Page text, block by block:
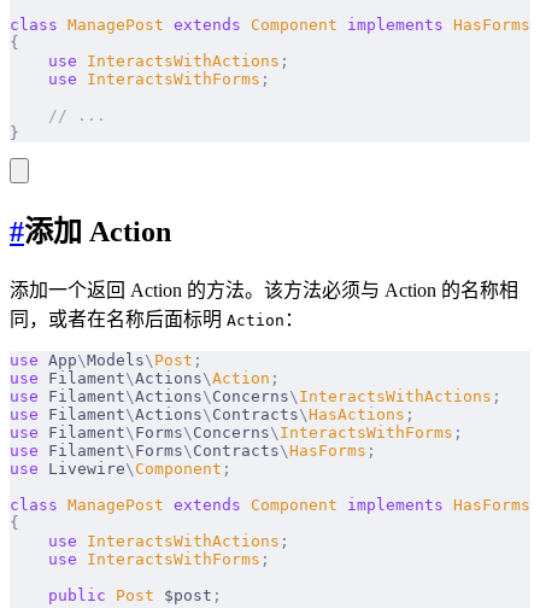
class ManagePost extends Component implements HasForms
{
    use
InteractsWithActions ;
    use
InteractsWithForms ;
    // ...
}
#添加 Action
添加一个返回 Action 的方法。该方法必须与 Action 的名称相
同，或者在名称后面标明 Action ：
use App\Models\ Post ;
use Filament\Actions\Action ;
use Filament\Actions\ Concerns\ InteractsWithActions ;
use Filament\Actions\ Contracts\HasActions ;
use Filament\ Forms\ Concerns\ InteractsWithForms ;
use Filament\ Forms\ Contracts\HasForms ;
use Livewire\ Component ;
class ManagePost extends Component implements HasForms
{
    use
InteractsWithActions ;
    use
InteractsWithForms ;
    public
Post $post ;